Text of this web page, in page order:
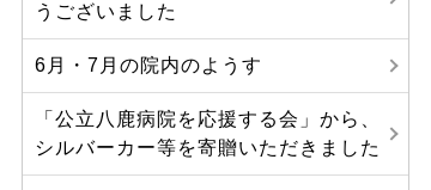
うございました
6月・7月の院内のようす
「公立八鹿病院を応援する会」から、
シルバーカー等を寄贈いただきました